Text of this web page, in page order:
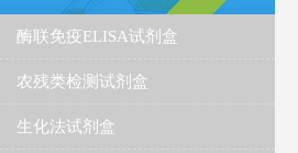
酶联免疫ELISA试剂盒
农残类检测试剂盒
生化法试剂盒